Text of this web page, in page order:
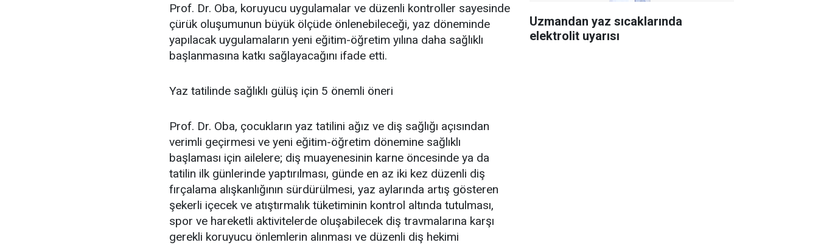
Prof. Dr. Oba, koruyucu uygulamalar ve düzenli kontroller sayesinde
çürük oluşumunun büyük ölçüde önlenebileceği, yaz döneminde
yapılacak uygulamaların yeni eğitim-öğretim yılına daha sağlıklı
başlanmasına katkı sağlayacağını ifade etti.
Yaz tatilinde sağlıklı gülüş için 5 önemli öneri
Prof. Dr. Oba, çocukların yaz tatilini ağız ve diş sağlığı açısından
verimli geçirmesi ve yeni eğitim-öğretim dönemine sağlıklı
başlaması için ailelere; diş muayenesinin karne öncesinde ya da
tatilin ilk günlerinde yaptırılması, günde en az iki kez düzenli diş
fırçalama alışkanlığının sürdürülmesi, yaz aylarında artış gösteren
şekerli içecek ve atıştırmalık tüketiminin kontrol altında tutulması,
spor ve hareketli aktivitelerde oluşabilecek diş travmalarına karşı
gerekli koruyucu önlemlerin alınması ve düzenli diş hekimi
Uzmandan yaz sıcaklarında
elektrolit uyarısı